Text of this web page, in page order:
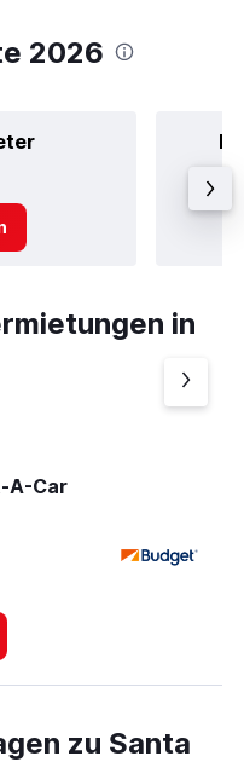
2026
in
A-Car
zu Santa